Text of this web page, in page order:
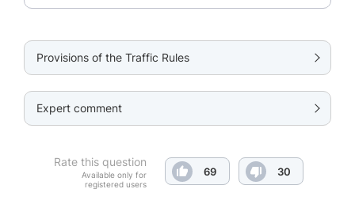
Provisions of the Traffic Rules
Expert comment
Rate this question
Available only for
registered users
69 30